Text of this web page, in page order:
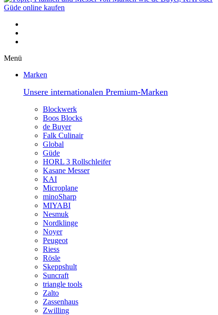
Menü
Marken
Unsere internationalen Premium-Marken
Blockwerk
Boos Blocks
de Buyer
Falk Culinair
Global
Güde
HORL 3 Rollschleifer
Kasane Messer
KAI
Microplane
minoSharp
MIYABI
Nesmuk
Nordklinge
Noyer
Peugeot
Riess
Rösle
Skeppshult
Suncraft
triangle tools
Zalto
Zassenhaus
Zwilling